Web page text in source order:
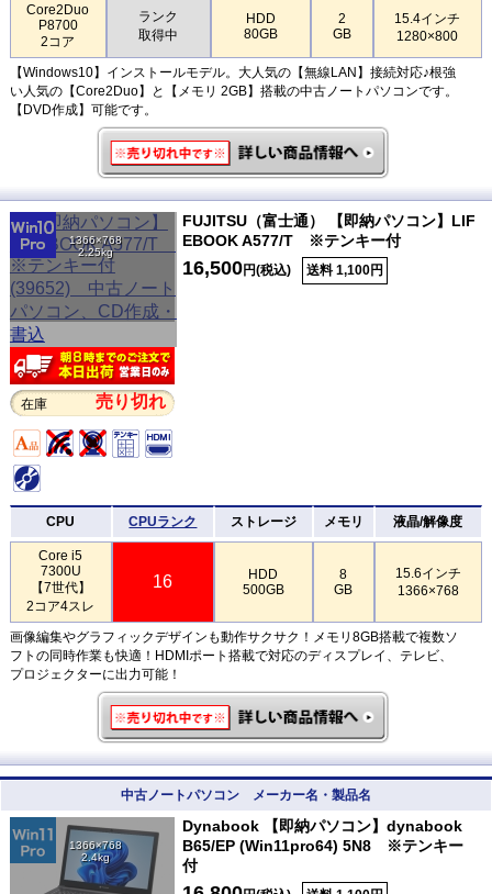
Core2Duo
P8700
2コア
ランク
取得中
HDD
80GB
2
GB
15.4インチ
1280×800
【Windows10】インストールモデル。大人気の【無線LAN】接続対応♪根強
い人気の【Core2Duo】と【メモリ 2GB】搭載の中古ノートパソコンです。
【DVD作成】可能です。
1366×768
2.25kg
在庫 売り切れ
FUJITSU（富士通） 【即納パソコン】LIF
EBOOK A577/T ※テンキー付
16,500円(税込) 送料 1,100円
CPU CPUランク ストレージ メモリ 液晶/解像度
Core i5
7300U
【7世代】
2コア4スレ
16
HDD
500GB
8
GB
15.6インチ
1366×768
画像編集やグラフィックデザインも動作サクサク！メモリ8GB搭載で複数ソ
フトの同時作業も快適！HDMIポート搭載で対応のディスプレイ、テレビ、
プロジェクターに出力可能！
中古ノートパソコン メーカー名・製品名
1366×768
2.4kg
Dynabook 【即納パソコン】dynabook
B65/EP (Win11pro64) 5N8 ※テンキー
付